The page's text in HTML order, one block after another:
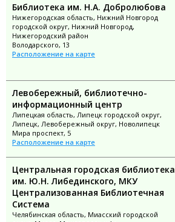
Библиотека им. Н.А. Добролюбова
Нижегородская область, Нижний Новгород
городской округ, Нижний Новгород,
Нижегородский район
Володарского, 13
Расположение на карте
Левобережный, библиотечно-
информационный центр
Липецкая область, Липецк городской округ,
Липецк, Левобережный округ, Новолипецк
Мира проспект, 5
Расположение на карте
Центральная городская библиотека
им. Ю.Н. Либединского, МКУ
Централизованная Библиотечная
Система
Челябинская область, Миасский городской